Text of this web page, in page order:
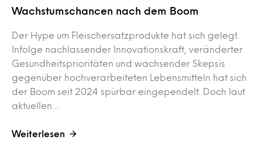
Wachstumschancen nach dem Boom
Der Hype um Fleischersatzprodukte hat sich gelegt.
Infolge nachlassender Innovationskraft, veränderter
Gesundheitsprioritäten und wachsender Skepsis
gegenüber hochverarbeiteten Lebensmitteln hat sich
der Boom seit 2024 spürbar eingependelt. Doch laut
aktuellen…
Weiterlesen